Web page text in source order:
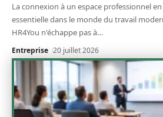
La connexion à un espace professionnel
essentielle dans le monde du travail
HR4You n'échappe pas à…
Entreprise 20 juillet 2026